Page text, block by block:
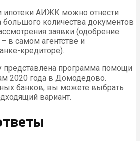
АИЖК можно отнести
большого количества документов
заявки (одобрение
в самом агентстве и
кредиторе).
представлена программа помощи
2020 года в Домодедово.
банков, вы можете выбрать
вариант.